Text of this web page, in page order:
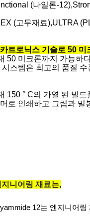
(나일론-
(고무재료),ULTRA
트로닉스 기술로 50 미
50 미크론까지 가능하
시스템은 최고의 품질
150 ° C의 가열 된 빌
로 인쇄하고 그립과 밀
니어링 재료는,
12는 엔지니어